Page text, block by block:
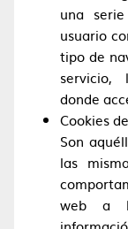
una
usuario
tipo de
servicio,
donde
Cookies
Son
las
web a